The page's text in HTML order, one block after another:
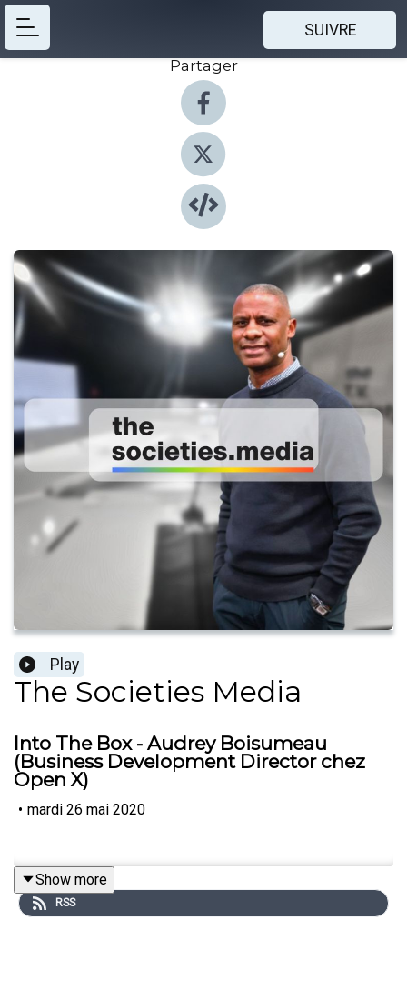
SUIVRE
Partager
Play
The Societies Media
Into The Box - Audrey Boisumeau
(Business Development Director chez
Open X)
• mardi 26 mai 2020
Show more
RSS